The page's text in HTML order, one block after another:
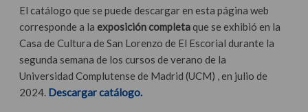
El catálogo que se puede descargar en esta página web
corresponde a laexposición completaque se exhibió en la
Casa de Cultura de San Lorenzo de El Escorial durante la
segunda semana de los cursos de verano de la
Universidad Complutense de Madrid (UCM) , en julio de
2024. Descargar catálogo.